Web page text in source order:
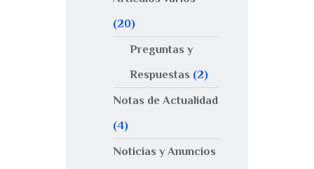
(20)
Preguntas y
Respuestas (2)
Notas de Actualidad
(4)
Noticias y Anuncios